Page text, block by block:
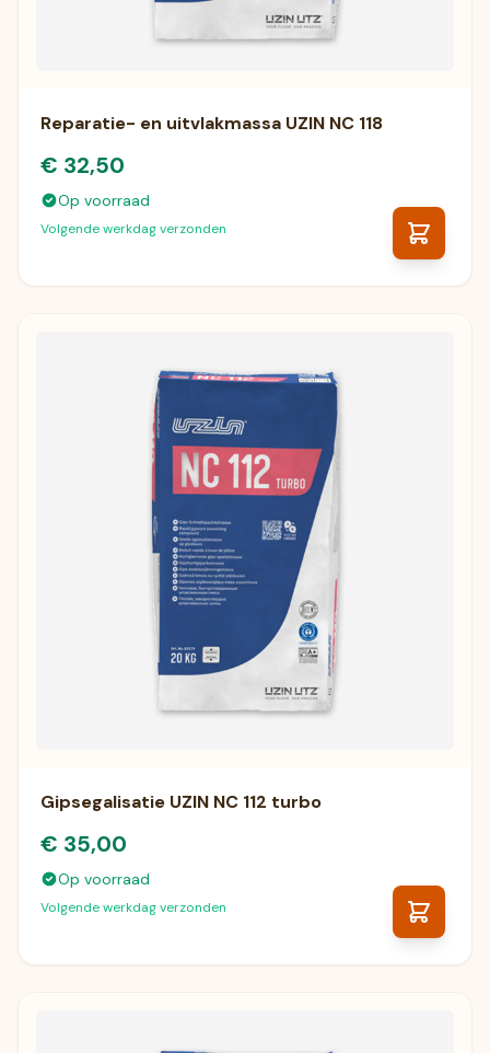
Reparatie- en uitvlakmassa UZIN NC 118
€ 32,50
Op voorraad
Volgende werkdag verzonden
Gipsegalisatie UZIN NC 112 turbo
€ 35,00
Op voorraad
Volgende werkdag verzonden